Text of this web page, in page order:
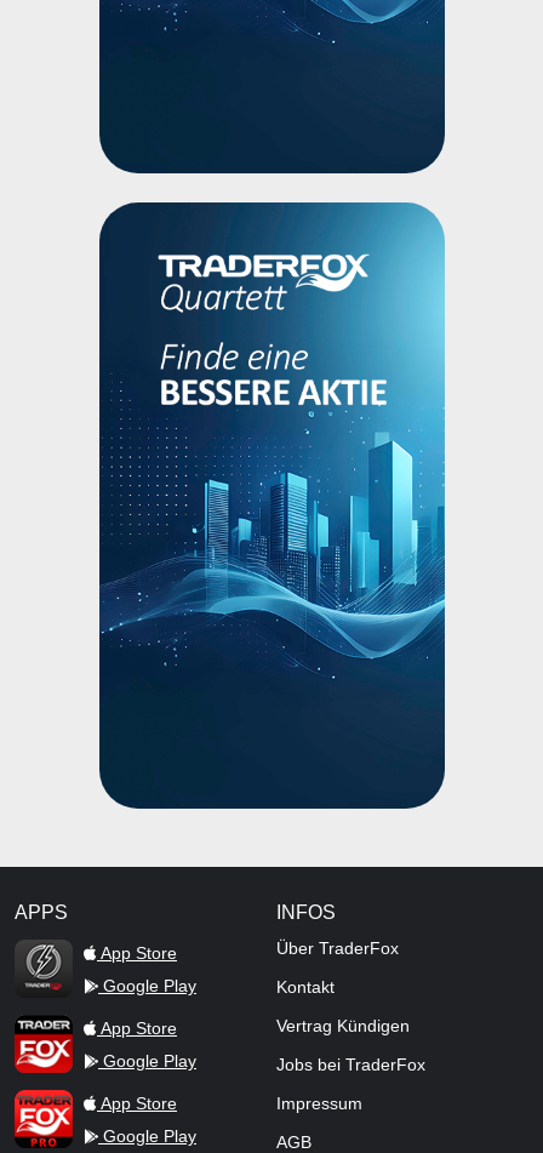
APPS
TraderFox Flash
App Store
Google Play
TraderFox AppApp Store
Google Play
TraderFox ProApp Store
Google Play
INFOS
Über TraderFox
Kontakt
Vertrag Kündigen
Jobs bei TraderFox
Impressum
AGB